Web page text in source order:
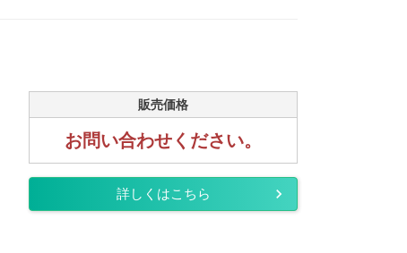
販売価格
お問い合わせください。
詳しくはこちら